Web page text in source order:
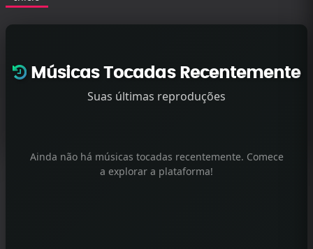
Músicas Tocadas Recentemente
Suas últimas reproduções
Ainda não há músicas tocadas recentemente. Comece
a explorar a plataforma!